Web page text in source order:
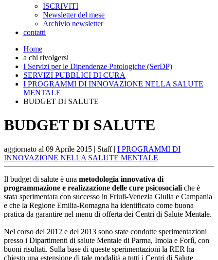
ISCRIVITI
Newsletter del mese
Archivio newsletter
contatti
Home
a chi rivolgersi
I Servizi per le Dipendenze Patologiche (SerDP)
SERVIZI PUBBLICI DI CURA
I PROGRAMMI DI INNOVAZIONE NELLA SALUTE
MENTALE
BUDGET DI SALUTE
BUDGET DI SALUTE
aggiornato al 09 Aprile 2015 | Staff | I PROGRAMMI DI
INNOVAZIONE NELLA SALUTE MENTALE
Il budget di salute è una metodologia innovativa di
programmazione e realizzazione delle cure psicosociali che è
stata sperimentata con successo in Friuli-Venezia Giulia e Campania
e che la Regione Emilia-Romagna ha identificato come buona
pratica da garantire nel menu di offerta dei Centri di Salute Mentale.
Nel corso del 2012 e del 2013 sono state condotte sperimentazioni
presso i Dipartimenti di salute Mentale di Parma, Imola e Forlì, con
buoni risultati. Sulla base di queste sperimentazioni la RER ha
chiesto una estensione di tale modalità a tutti i Centri di Salute